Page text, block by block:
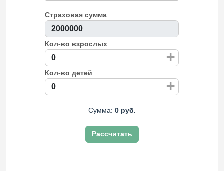
Страховая сумма
Кол-во взрослых
+
Кол-во детей
+
Сумма: 0 руб.
Рассчитать